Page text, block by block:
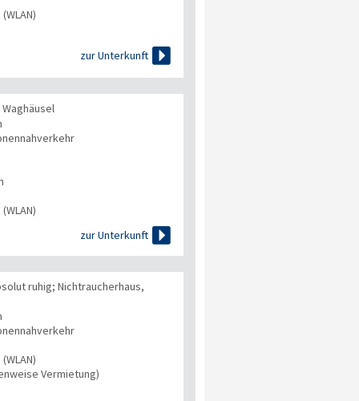
zur Unterkunft 
zur Unterkunft 
ruhig; Nichtraucherhaus,
Vermietung)